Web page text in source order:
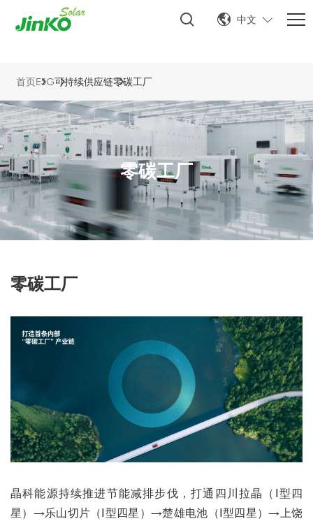
中文
首页ESG可持续供应链零碳工厂
零碳工厂
零碳工厂
晶科能源持续推进节能减排步伐，打通四川拉晶（Ⅰ型四
星）→乐山切片（Ⅰ型四星）→楚雄电池（Ⅰ型四星）→上饶